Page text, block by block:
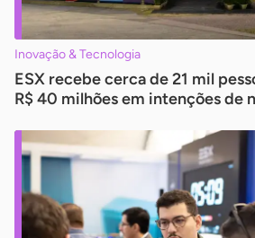
Inovação & Tecnologia
ESX recebe cerca de 21 mil
R$ 40 milhões em intenções de